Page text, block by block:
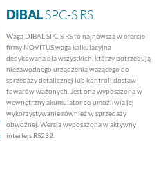
DIBALSPC-S RS
Waga DIBAL SPC-S RS to najnowsza w ofercie
firmy NOVITUS waga kalkulacyjna
dedykowana dla wszystkich, którzy potrzebują
niezawodnego urządzenia ważącego do
sprzedaży detalicznej lub kontroli dostaw
towarów ważonych. Jest ona wyposażona w
wewnętrzny akumulator co umożliwia jej
wykorzystywanie również w sprzedaży
obwoźnej. Wersja wyposażona w aktywny
interfejs RS232.